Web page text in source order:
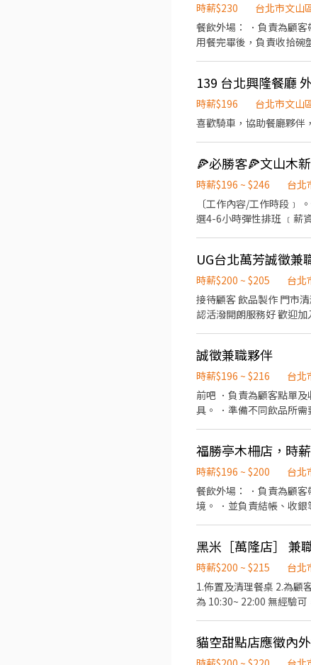
時薪$230
台北市文山
餐飲外場： ．負責為顧
用餐完畢後，負責收拾碗
139 台北興隆餐廳
時薪$196
台北市文山
喜歡騎車，協助餐廳夥伴
時薪$196 ~ $246
台北
〔工作內容/工作時段﹞ 。依據訓練標準程序製作餐點；櫃台/外送服務(公司提供外送車、門市環境清潔維護 。可於各班別中任
選4-6小時彈性排班 ﹝薪資福利﹞ ★ 基本時薪：$196 "起" ★ 津貼福利 ◆ 外送津貼$10元/14元/趟 ◆ 考核：每通過一站別考核即
訊，除了自用也能分享給親友共享唷 ◆ 生日/節慶禮卷： 你生日我慶祝，生日當月我們提
共歡，重要節慶我們提供你福利禮券 好好與家人歡慶 你旅遊
時間於面試時告知
UG台北萬芳誠徵兼
時薪$200 ~ $205
台北
接待顧客 飲品製作 門市清潔 員工訓練 協助外送
誠徵兼職夥伴
時薪$196 ~ $216
台北
前吧 ．負責為顧客點單及收銀 ．調配飲料及清理工作
具。 ．準備不同飲品所需
福勝亭木柵店，時
時薪$196 ~ $200
台北
餐飲外場： ．負責為顧
境。 ．並負責結帳、收
黑米［萬隆店］ 兼
時薪$200 ~ $215
台北
1.佈置及清理餐桌 2.為顧客帶
為 10:30~
貓空甜點店應徵內